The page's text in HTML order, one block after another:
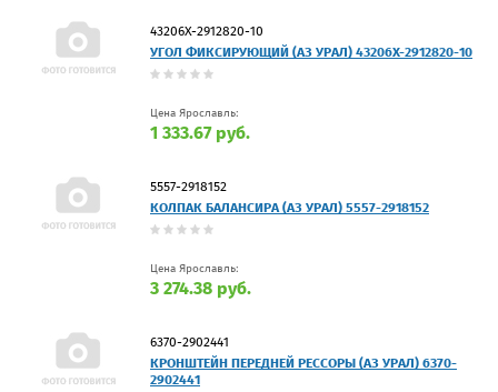
43206Х-2912820-10
УГОЛ ФИКСИРУЮЩИЙ (АЗ УРАЛ) 43206Х-2912820-10
Цена Ярославль:
1 333.67 руб.
5557-2918152
КОЛПАК БАЛАНСИРА (АЗ УРАЛ) 5557-2918152
Цена Ярославль:
3 274.38 руб.
6370-2902441
КРОНШТЕЙН ПЕРЕДНЕЙ РЕССОРЫ (АЗ УРАЛ) 6370-
2902441